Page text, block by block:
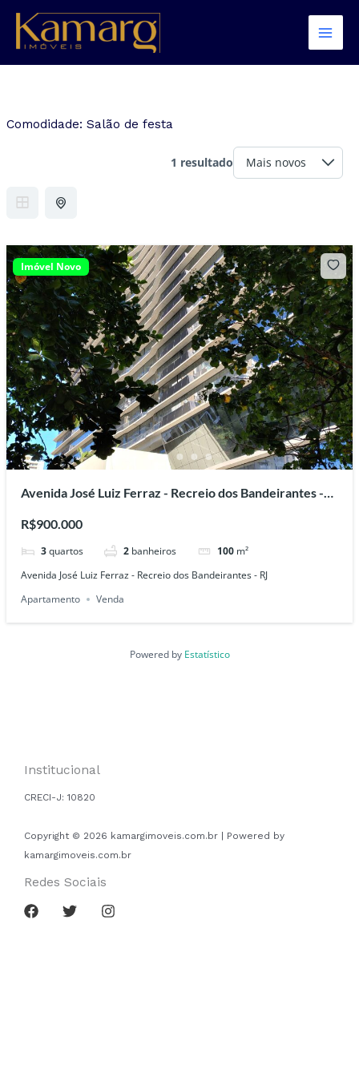
para
conteúdo
Comodidade:Salão de festa
1 resultado
Imóvel Novo
Avenida José Luiz Ferraz - Recreio dos Bandeirantes -
R$900.000
3 quartos 2 banheiros 100 m²
Avenida José Luiz Ferraz - Recreio dos Bandeirantes - RJ
Apartamento
Venda
Powered by Estatístico
Institucional
CRECI-J: 10820
Copyright © 2026 kamargimoveis.com.br | Powered by
kamargimoveis.com.br
Redes Sociais